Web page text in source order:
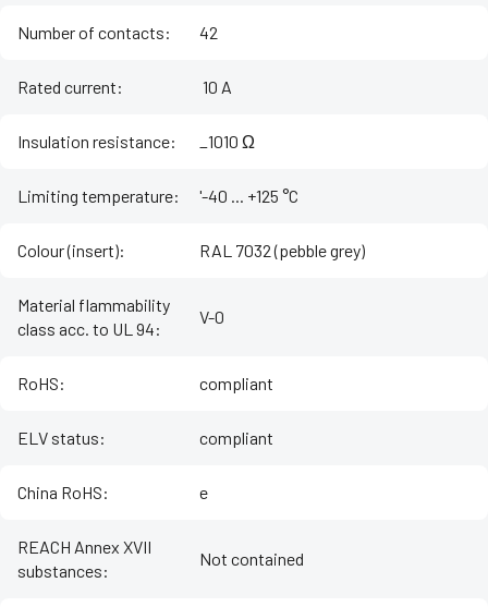
Number of contacts: 42
Rated current: ‌ 10 A
Insulation resistance: _1010 Ω
Limiting temperature: '-40 ... +125 °C
Colour (insert): RAL 7032 (pebble grey)
Material flammability
class acc. to UL 94:
V-0
RoHS: compliant
ELV status: compliant
China RoHS: e
REACH Annex XVII
substances:
Not contained